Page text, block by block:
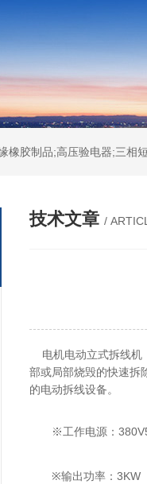
橡胶制品;高压验电器;三
技术文章 /
电机电动立式拆线机
部或局部烧毁的快速拆
的电动拆线设备。
※工作电源：
※输出功率：3KW